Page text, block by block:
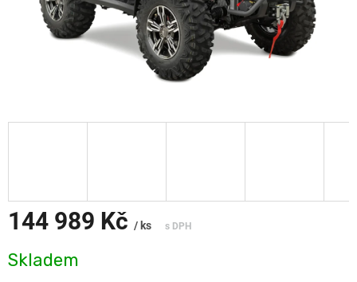
144 989 Kč / ks
cena:
Skladem